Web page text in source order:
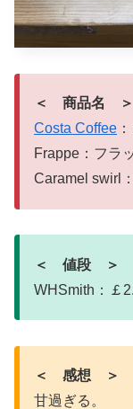
＜ 商品名 ＞
Costa Coffee
Frappe：フラ
Caramel swirl
＜ 値段 ＞
WHSmith：￡
＜ 感想 ＞
甘過ぎる。